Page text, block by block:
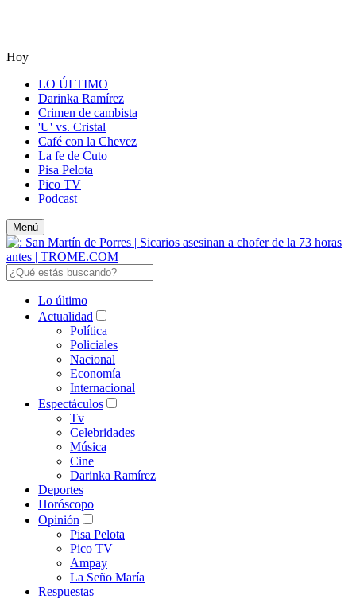
Hoy
LO ÚLTIMO
Darinka Ramírez
Crimen de cambista
'U' vs. Cristal
Café con la Chevez
La fe de Cuto
Pisa Pelota
Pico TV
Podcast
Menú
Lo último
Actualidad
Política
Policiales
Nacional
Economía
Internacional
Espectáculos
Tv
Celebridades
Música
Cine
Darinka Ramírez
Deportes
Horóscopo
Opinión
Pisa Pelota
Pico TV
Ampay
La Seño María
Respuestas